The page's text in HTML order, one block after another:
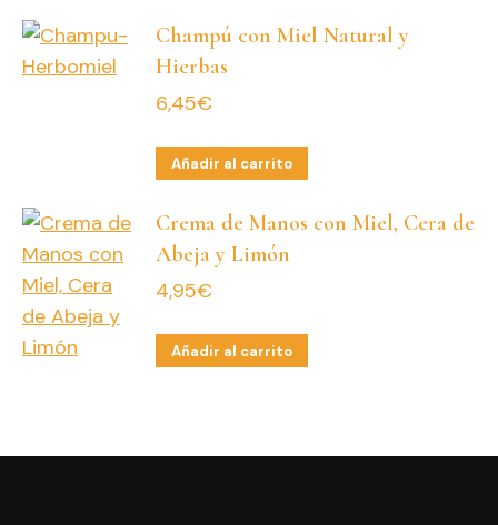
Champú con Miel Natural y
Hierbas
6,45€
Añadir al carrito
Crema de Manos con Miel, Cera de
Abeja y Limón
4,95€
Añadir al carrito